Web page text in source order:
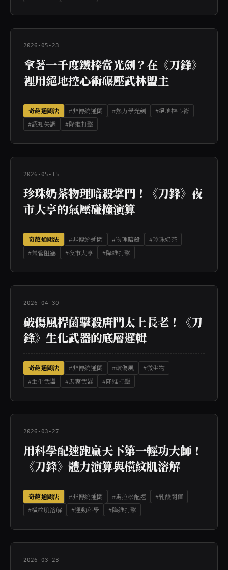
2026-05-23
拿著一千度鐵棒當光劍？在《刀鋒》
裡用絕地控心術碾壓武林盟主
奇葩通關法 #非傳統通關 #熱力學光劍
#絕地控心術
#認知失調
#降維打擊
2026-05-15
珍珠奶茶物理暗殺掌門！《刀鋒》夜
市大亨的氣壓碰撞演算
奇葩通關法 #非傳統通關 #物理暗殺
#珍珠奶茶
#氣管阻塞
#夜市大亨 #降維打擊
2026-04-30
破傷風桿菌擊殺唐門太上長老！《刀
鋒》生化武器的底層邏輯
奇葩通關法 #非傳統通關 #破傷風
#微生物
#生化武器
#馬糞武器 #降維打擊
2026-03-27
用科學配速跑贏天下第一輕功大師！
《刀鋒》體力演算與橫紋肌溶解
奇葩通關法 #非傳統通關 #馬拉松配速
#乳酸閾值
#橫紋肌溶解
#運動科學 #降維打擊
2026-03-23